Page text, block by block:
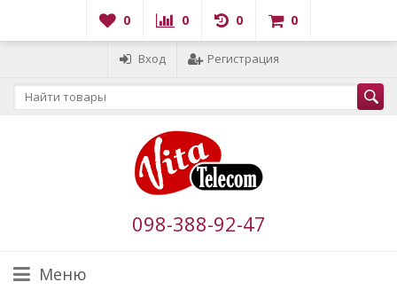
0 0 0 0
Вход Регистрация
098-388-92-47
Меню